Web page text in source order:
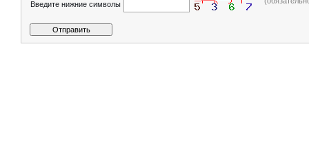
Введите нижние символы